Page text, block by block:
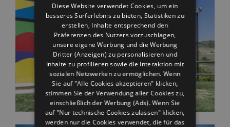
GERMAN
FRENCH
RUSSIAN
Diese Website verwendet Cookies, um ein
besseres Surferlebnis zu bieten, Statistiken zu
erstellen, Inhalte entsprechend den
Präferenzen des Nutzers vorzuschlagen,
unsere eigene Werbung und die Werbung
Dritter (Anzeigen) zu personalisieren und
Inhalte zu profilieren sowie die Interaktion mit
sozialen Netzwerken zu ermöglichen. Wenn
Sie auf "Alle Cookies akzeptieren" klicken,
stimmen Sie der Verwendung aller Cookies zu,
einschließlich der Werbung (Ads). Wenn Sie
auf "Nur technische Cookies zulassen" klicken,
werden nur die Cookies verwendet, die für das